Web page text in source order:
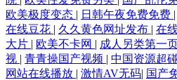
欧美极度变态 | 日韩午夜免费免费 |
在线豆花 | 久久黄色网址发布 | 在
大片 | 欧美不卡网 | 成人另类第一
视 | 青青操国产视频 | 中国资源超
网站在线播放 | 激情AV无码| 国产